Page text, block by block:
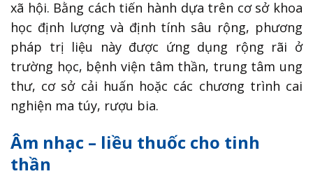
xã hội. Bằng cách tiến hành dựa trên cơ sở khoa
học định lượng và định tính sâu rộng, phương
pháp trị liệu này được ứng dụng rộng rãi ở
trường học, bệnh viện tâm thần, trung tâm ung
thư, cơ sở cải huấn hoặc các chương trình cai
nghiện ma túy, rượu bia.
Âm nhạc – liều thuốc cho tinh
thần